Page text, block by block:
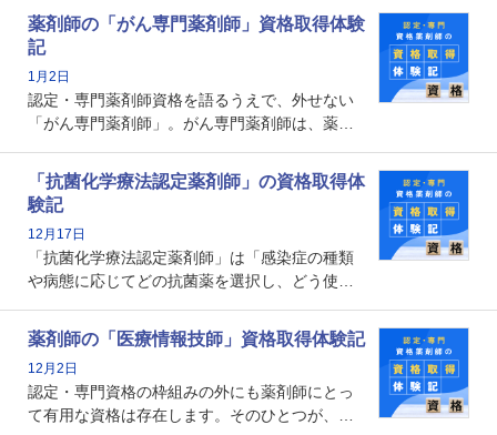
とから、救急認定薬剤師を目指す病院薬剤師も
増えているのではないでしょうか。今回はそん
な救急認定薬剤師の取得体験記をご紹介しま
す。
薬剤師の「がん専門薬剤師」資格取得体験
記
1月2日
認定・専門薬剤師資格を語るうえで、外せない
「がん専門薬剤師」。がん専門薬剤師は、薬剤
関する資格として、2009年に発足しました。薬
剤師の専門性を活かして高度化するがん医療に
貢献する姿は、今も病院薬剤師にとって一目置
かれる存在です。
「抗菌化学療法認定薬剤師」の資格取得体
験記
12月17日
「抗菌化学療法認定薬剤師」は「感染症の種類
や病態に応じてどの抗菌薬を選択し、どう使っ
る薬剤師です。現在、感染防止対策加算の施設
基準に専任の薬剤師配置が挙げられており、今
後は感染症領域で薬剤師に、より多くの役割が
求められる可能性もあります。
薬剤師の「医療情報技師」資格取得体験記
12月2日
認定・専門資格の枠組みの外にも薬剤師にとっ
て有用な資格は存在します。そのひとつが、